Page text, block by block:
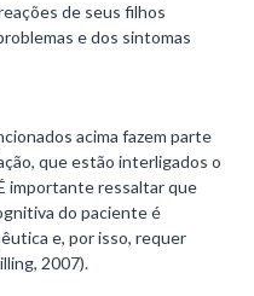
de seus filhos
e dos sintomas
acima fazem parte
que estão interligados o
importante ressaltar que
do paciente é
e, por isso, requer
2007).